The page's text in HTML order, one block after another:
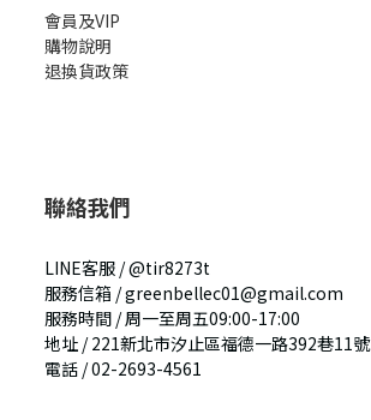
會員及VIP
購物說明
退換貨政策
聯絡我們
LINE客服 / @tir8273t
服務信箱 /greenbellec01@gmail.com
服務時間 / 周一至周五09:00-17:00
地址 /221新北市汐止區福德一路392巷11號
電話 /02-2693-4561